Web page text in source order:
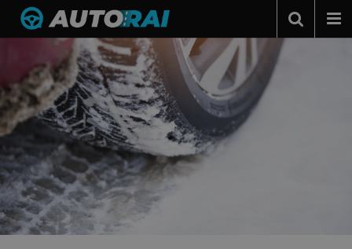
Autonieuws
Podcast
Autotests
Automerken
Adverteren
Contact
MotorRAI.nl